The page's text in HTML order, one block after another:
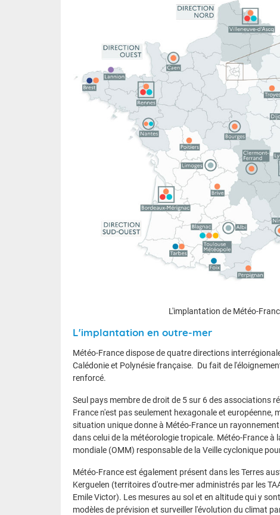
L'implantation de Météo-
L'implantation en outre-mer
Météo-France dispose de quatre directions
Calédonie et Polynésie française. Du fait de
renforcé.
Seul pays membre de droit de 5 sur 6 des associations
France n'est pas seulement hexagonale et européenne,
situation unique donne à Météo-France un
dans celui de la météorologie tropicale. Météo-France
mondiale (OMM) responsable de la Veille cyclonique
Météo-France est également présent dans les Terres
Kerguelen (territoires d'outre-mer administrés par les
Emile Victor). Les mesures au sol et en altitude qui y
modèles de prévision et surveiller l'évolution du climat